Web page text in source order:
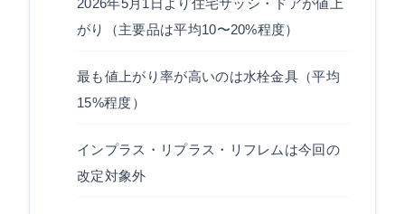
2026年5月1日より住宅サッシ・ドアが値上
がり（主要品は平均10〜20%程度）
最も値上がり率が高いのは水栓金具（平均
15%程度）
インプラス・リプラス・リフレムは今回の
改定対象外